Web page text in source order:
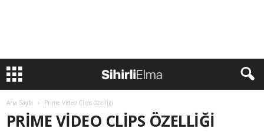
Ana Sayfa Prime Video Clips özelliği
PRIME VIDEO CLIPS ÖZELLIĞI